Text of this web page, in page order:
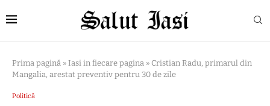
Prima pagină » Iasi in fiecare pagina » Cristian Radu, primarul din
Mangalia, arestat preventiv pentru 30 de zile
Politică